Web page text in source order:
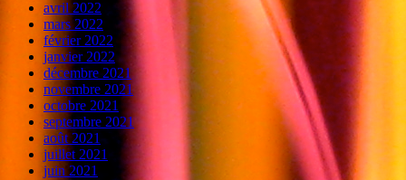
avril 2022
mars 2022
février 2022
janvier 2022
décembre 2021
novembre 2021
octobre 2021
septembre 2021
août 2021
juillet 2021
juin 2021